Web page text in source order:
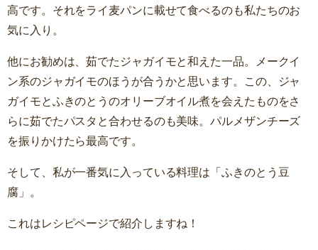
高です。それをライ麦パンに載せて食べるのも私たちのお
気に入り。
他にお勧めは、茹でたジャガイモと和えた一品。メークイ
ン系のジャガイモのほうが合うかと思います。この、ジャ
ガイモとふきのとうのオリーブオイル煮を会えたものをさ
らに茹でたパスタと合わせるのも美味。パルメザンチーズ
を振りかけたら最高です。
そして、私が一番気に入っている料理は「ふきのとう豆
腐」。
これはレシピページで紹介しますね！